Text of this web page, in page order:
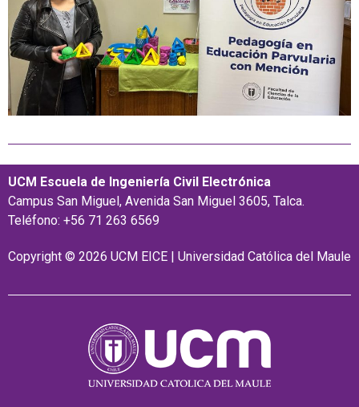
UCM Escuela de Ingeniería Civil Electrónica
Campus San Miguel, Avenida San Miguel 3605, Talca.
Teléfono: +56 71 263 6569
Copyright © 2026 UCM EICE | Universidad Católica del Maule